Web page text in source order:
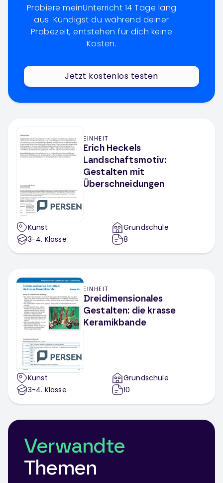
Probiere meinUnterricht 14 Tage lang
aus. Kündigst du während deiner
Probezeit, entstehen für dich keine
Kosten.
Jetzt kostenlos testen
EINHEIT
Erich Heckels
Landschaftsmotiv:
Gestalten mit
Überschneidungen
Kunst
3-4. Klasse
Grundschule
8
EINHEIT
Dreidimensionales
Gestalten: die krasse
Keramikbande
Kunst
3-4. Klasse
Grundschule
10
Verwandte
Themen